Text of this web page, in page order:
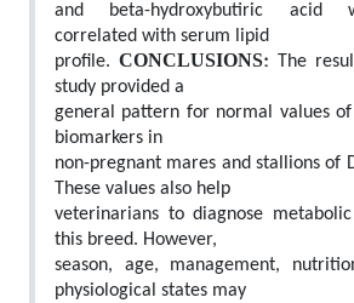
and beta-hydroxybutiric acid
correlated with serum lipid
profile.CONCLUSIONS: The
study provided a
general pattern for normal values
biomarkers in
non-pregnant mares and stallions of
These values also help
veterinarians to diagnose
this breed. However,
season, age, management,
physiological states may